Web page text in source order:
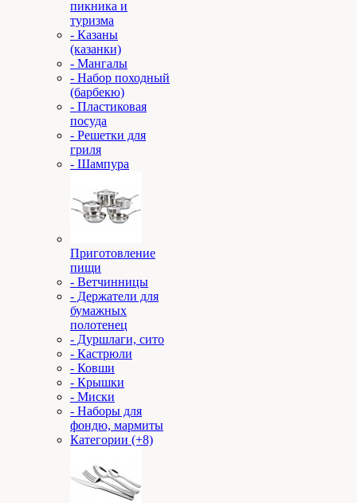
пикника и
туризма
- Казаны
(казанки)
- Мангалы
- Набор походный
(барбекю)
- Пластиковая
посуда
- Решетки для
гриля
- Шампура
Приготовление
пищи
- Ветчинницы
- Держатели для
бумажных
полотенец
- Дуршлаги, сито
- Кастрюли
- Ковши
- Крышки
- Миски
- Наборы для
фондю, мармиты
Категории (+8)